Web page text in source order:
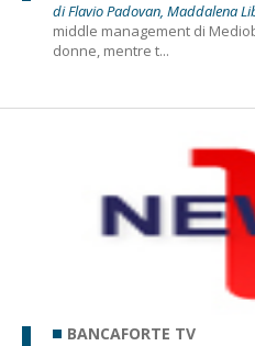
di Flavio Padovan, Maddalena
middle management di
donne, mentre t...
BANCAFORTE TV